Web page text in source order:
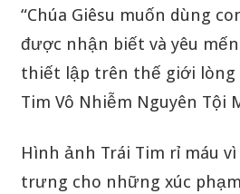
“Chúa Giêsu muốn dùng
được nhận biết và yêu
thiết lập trên thế giới lòng
Tim Vô Nhiễm Nguyên Tội
Hình ảnh Trái Tim rỉ máu
trưng cho những xúc